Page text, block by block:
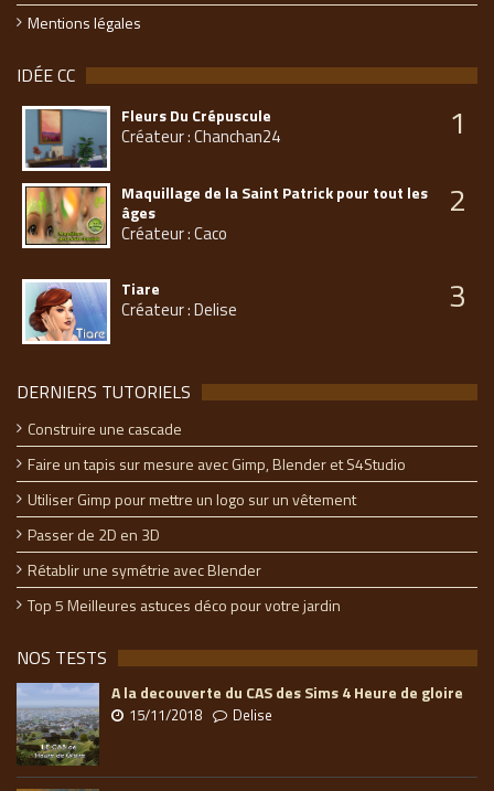
Mentions légales
IDÉE CC
Fleurs Du Crépuscule
Créateur : Chanchan24 1
Maquillage de la Saint Patrick pour tout les
âges
Créateur : Caco
2
Tiare
Créateur : Delise 3
DERNIERS TUTORIELS
Construire une cascade
Faire un tapis sur mesure avec Gimp, Blender et S4Studio
Utiliser Gimp pour mettre un logo sur un vêtement
Passer de 2D en 3D
Rétablir une symétrie avec Blender
Top 5 Meilleures astuces déco pour votre jardin
NOS TESTS
A la decouverte du CAS des Sims 4 Heure de gloire
15/11/2018 Delise